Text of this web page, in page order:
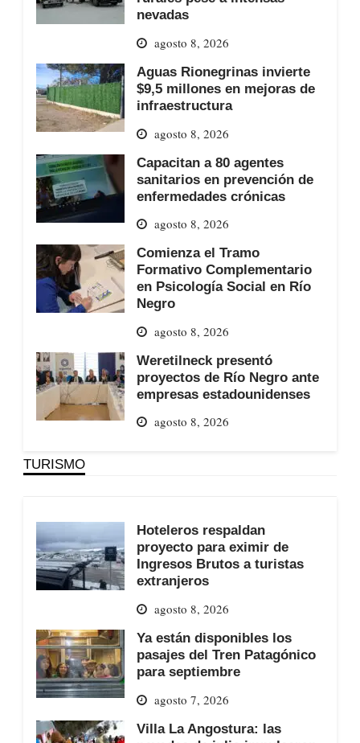
nevadas
agosto 8, 2026
Aguas Rionegrinas invierte
$9,5 millones en mejoras de
infraestructura
agosto 8, 2026
Capacitan a 80 agentes
sanitarios en prevención de
enfermedades crónicas
agosto 8, 2026
Comienza el Tramo
Formativo Complementario
en Psicología Social en Río
Negro
agosto 8, 2026
Weretilneck presentó
proyectos de Río Negro ante
empresas estadounidenses
agosto 8, 2026
TURISMO
Hoteleros respaldan
proyecto para eximir de
Ingresos Brutos a turistas
extranjeros
agosto 8, 2026
Ya están disponibles los
pasajes del Tren Patagónico
para septiembre
agosto 7, 2026
Villa La Angostura: las